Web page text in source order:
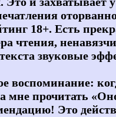
18+. Есть
чтения,
звуковые
воспоминание:
мне прочитать
Это